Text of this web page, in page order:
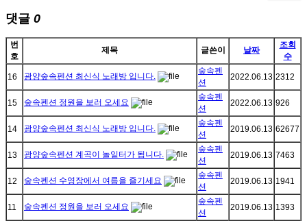
댓글 0
번
호
제목 글쓴이 날짜
조회
수
16 광양숲속펜션 최신식 노래방 입니다.
숲속펜
션
2022.06.13 2312
15 숲속펜션 정원을 보러 오세요
숲속펜
션
2022.06.13 926
14 광양숲속펜션 최신식 노래방 입니다.
숲속펜
션
2019.06.13 62677
13 광양숲속펜션 계곡이 놀잍터가 됩니다.
숲속펜
션
2019.06.13 7463
12 숲속펜션 수영장에서 여름을 즐기세요
숲속펜
션
2019.06.13 1941
11 숲속펜션 정원을 보러 오세요
숲속펜
션
2019.06.13 1393